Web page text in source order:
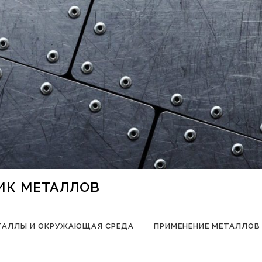
МЕТАЛЛОВ
И ОКРУЖАЮЩАЯ СРЕДА ПРИМЕНЕНИЕ МЕТАЛЛОВ